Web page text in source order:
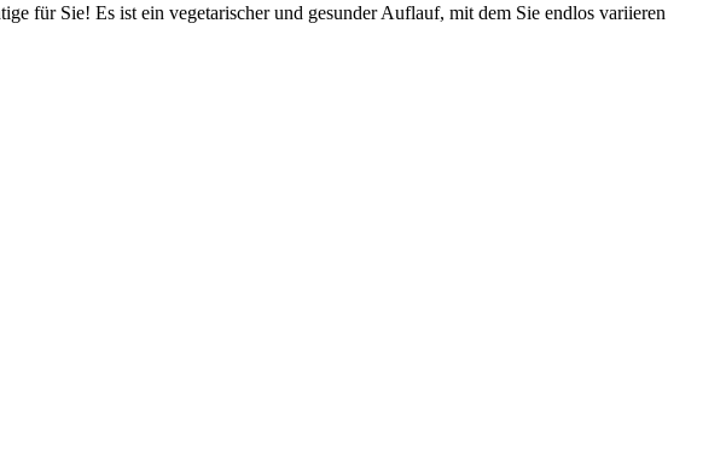
für Sie! Es ist ein vegetarischer und gesunder Auflauf, mit dem Sie endlos variieren